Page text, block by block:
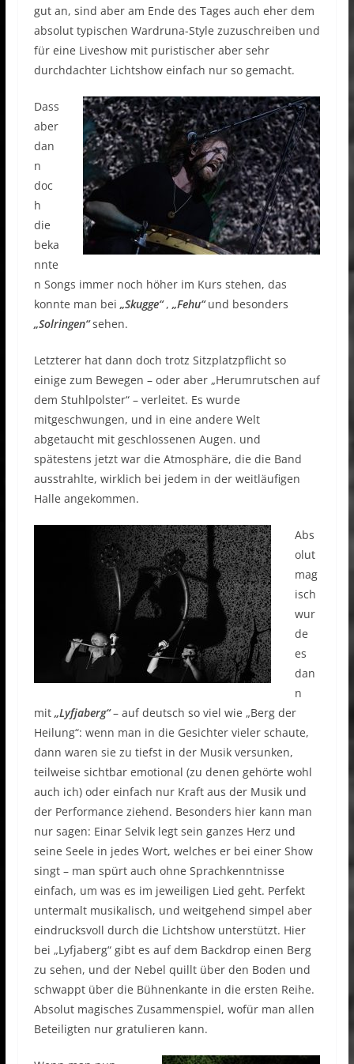
gut an, sind aber am Ende des Tages auch eher dem
absolut typischen Wardruna-Style zuzuschreiben und
für eine Liveshow mit puristischer aber sehr
durchdachter Lichtshow einfach nur so gemacht.
Dass
aber
dan
n
doc
h
die
beka
nnte
n Songs immer noch höher im Kurs stehen, das
konnte man bei „Skugge“, „Fehu“ und besonders
„Solringen“sehen.
Letzterer hat dann doch trotz Sitzplatzpflicht so
einige zum Bewegen – oder aber „Herumrutschen auf
dem Stuhlpolster“ – verleitet. Es wurde
mitgeschwungen, und in eine andere Welt
abgetaucht mit geschlossenen Augen. und
spätestens jetzt war die Atmosphäre, die die Band
ausstrahlte, wirklich bei jedem in der weitläufigen
Halle angekommen.
Abs
olut
mag
isch
wur
de
es
dan
n
mit „Lyfjaberg“– auf deutsch so viel wie „Berg der
Heilung“: wenn man in die Gesichter vieler schaute,
dann waren sie zu tiefst in der Musik versunken,
teilweise sichtbar emotional (zu denen gehörte wohl
auch ich) oder einfach nur Kraft aus der Musik und
der Performance ziehend. Besonders hier kann man
nur sagen: Einar Selvik legt sein ganzes Herz und
seine Seele in jedes Wort, welches er bei einer Show
singt – man spürt auch ohne Sprachkenntnisse
einfach, um was es im jeweiligen Lied geht. Perfekt
untermalt musikalisch, und weitgehend simpel aber
eindrucksvoll durch die Lichtshow unterstützt. Hier
bei „Lyfjaberg“ gibt es auf dem Backdrop einen Berg
zu sehen, und der Nebel quillt über den Boden und
schwappt über die Bühnenkante in die ersten Reihe.
Absolut magisches Zusammenspiel, wofür man allen
Beteiligten nur gratulieren kann.